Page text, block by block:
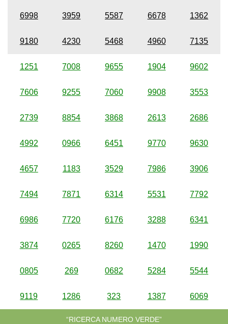
6998 3959 5587 6678 1362
9180 4230 5468 4960 7135
1251 7008 9655 1904 9602
7606 9255 7060 9908 3553
2739 8854 3868 2613 2686
4992 0966 6451 9770 9630
4657 1183 3529 7986 3906
7494 7871 6314 5531 7792
6986 7720 6176 3288 6341
3874 0265 8260 1470 1990
0805 269 0682 5284 5544
9119 1286 323 1387 6069
“RICERCA NUMERO VERDE”